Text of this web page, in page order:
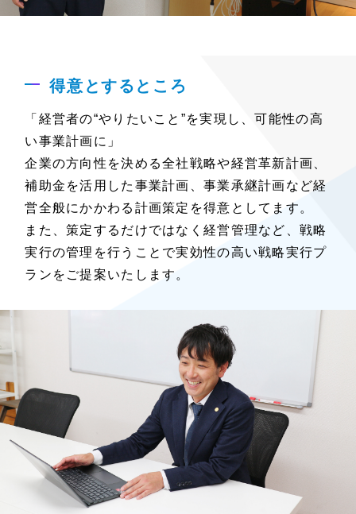
得意とするところ
「経営者の“やりたいこと”を実現し、可能性の高
い事業計画に」
企業の方向性を決める全社戦略や経営革新計画、
補助金を活用した事業計画、事業承継計画など経
営全般にかかわる計画策定を得意としてます。
また、策定するだけではなく経営管理など、戦略
実行の管理を行うことで実効性の高い戦略実行プ
ランをご提案いたします。